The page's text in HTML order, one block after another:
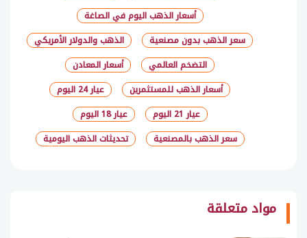
شارك
أسعار الذهب اليوم في الصاغة
سعر الذهب بدون مصنعية
الذهب والدولار الأمريكي
التضخم العالمي
أسعار المعادن
أسعار الذهب للمستثمرين
عيار 24 اليوم
عيار 21 اليوم
عيار 18 اليوم
سعر الذهب بالمصنعية
تحديثات الذهب اليومية
مواد متعلقة